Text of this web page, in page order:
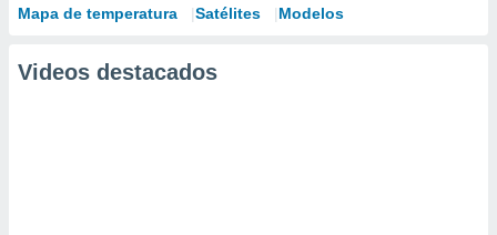
Mapa de temperatura Satélites Modelos
Videos destacados